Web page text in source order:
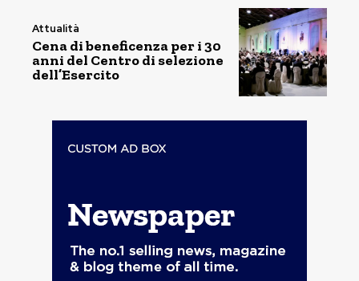
Attualità
Cena di beneficenza per i 30
anni del Centro di selezione
dell’Esercito